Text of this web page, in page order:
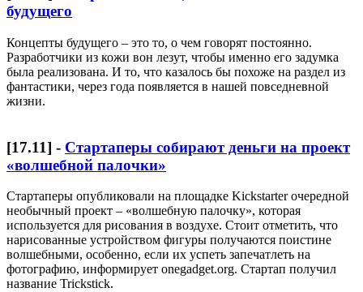
будущего
Концепты будущего – это то, о чем говорят постоянно.
Разработчики из кожи вон лезут, чтобы именно его задумка
была реализована. И то, что казалось бы похоже на раздел из
фантастики, через года появляется в нашей повседневной
жизни.
[17.11] - Стартаперы собирают деньги на проект
«волшебной палочки»
Стартаперы опубликовали на площадке Kickstarter очередной
необычный проект – «волшебную палочку», которая
используется для рисования в воздухе. Стоит отметить, что
нарисованные устройством фигуры получаются поистине
волшебными, особенно, если их успеть запечатлеть на
фотографию, информирует onegadget.org. Стартап получил
название Trickstick.